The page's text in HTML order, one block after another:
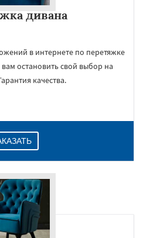
дивана
в интернете по перетяжке
остановить свой выбор на
качества.